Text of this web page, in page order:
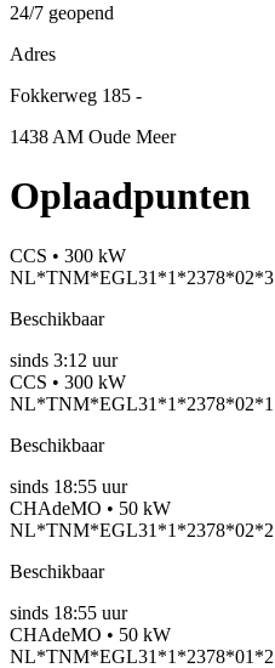
24/7 geopend
Adres
Fokkerweg 185 -
1438 AM Oude Meer
Oplaadpunten
CCS • 300 kW
NL*TNM*EGL31*1*2378*02*3
Beschikbaar
sinds 3:12 uur
CCS • 300 kW
NL*TNM*EGL31*1*2378*02*1
Beschikbaar
sinds 18:55 uur
CHAdeMO • 50 kW
NL*TNM*EGL31*1*2378*02*2
Beschikbaar
sinds 18:55 uur
CHAdeMO • 50 kW
NL*TNM*EGL31*1*2378*01*2